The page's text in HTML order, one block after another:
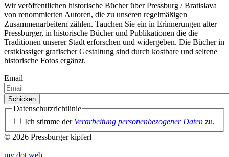
Wir veröffentlichen historische Bücher über Pressburg / Bratislava
von renommierten Autoren, die zu unseren regelmäßigen
Zusammenarbeitern zählen. Tauchen Sie ein in Erinnerungen alter
Pressburger, in historische Bücher und Publikationen die die
Traditionen unserer Stadt erforschen und widergeben. Die Bücher in
erstklassiger grafischer Gestaltung sind durch kostbare und seltene
historische Fotos ergänzt.
Email
Datenschutzrichtlinie
Ich stimme der Verarbeitung personenbezogener Daten zu.
© 2026 Pressburger kipferl
|